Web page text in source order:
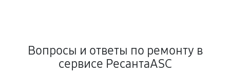
Вопросы и ответы по ремонту в
сервисе РесантаASC